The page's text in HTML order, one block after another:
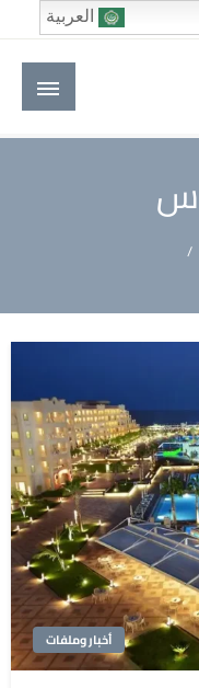
العربي
أخبار وملفات
العربية